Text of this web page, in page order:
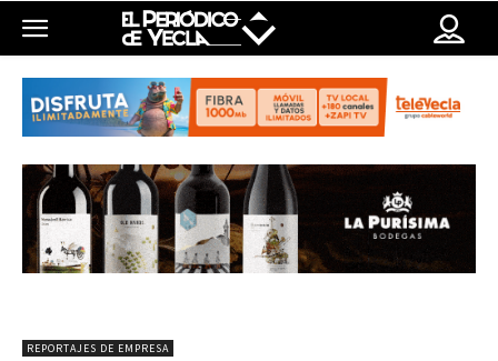
REPORTAJES DE EMPRESA